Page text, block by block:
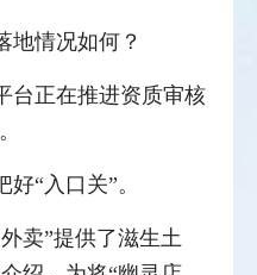
地情况如何？
台正在推进资质审核
“入口关”。
卖”提供了滋生土